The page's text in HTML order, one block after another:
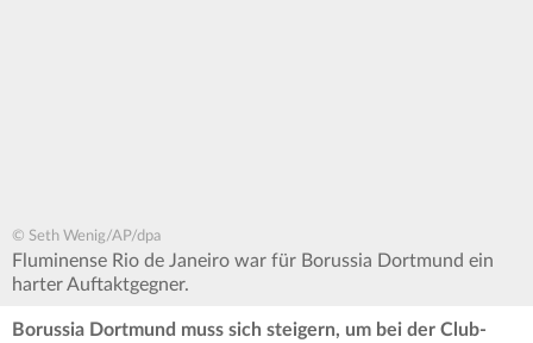
© Seth Wenig/AP/dpa
Fluminense Rio de Janeiro war für Borussia Dortmund ein
harter Auftaktgegner.
Borussia Dortmund muss sich steigern, um bei der Club-